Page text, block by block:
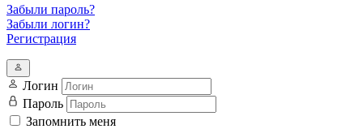
Забыли пароль?
Забыли логин?
Регистрация
Логин
Пароль
Запомнить меня